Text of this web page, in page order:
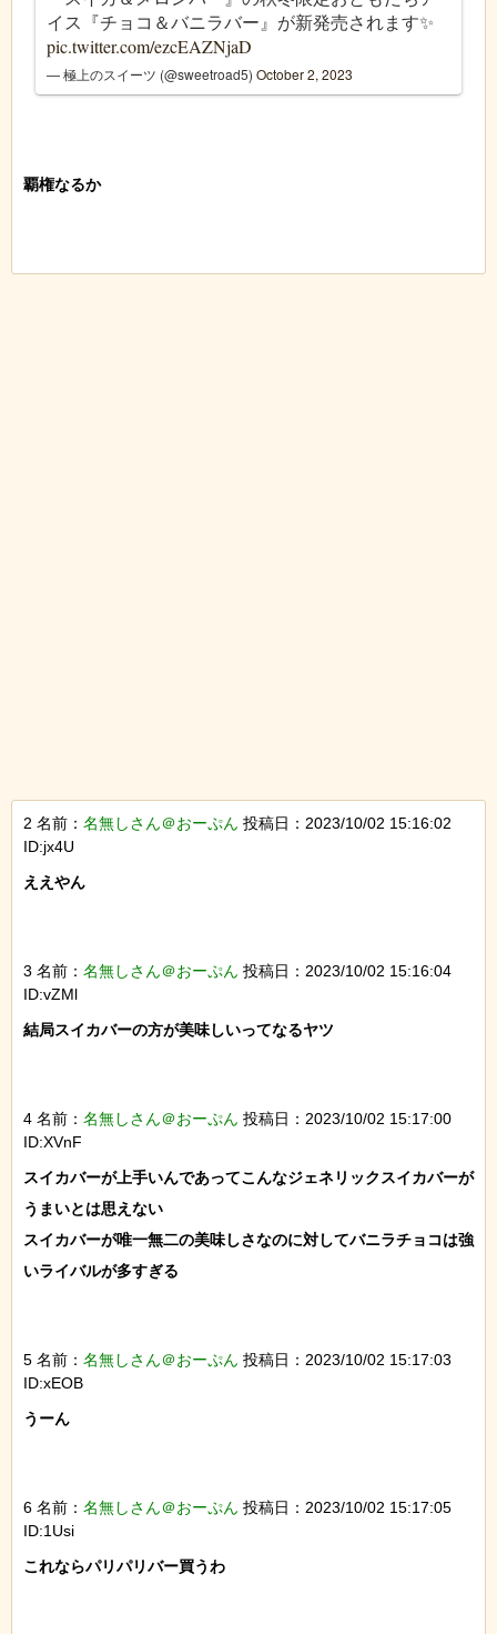
イス『チョコ＆バニラバー』が新発売されます✨
pic.twitter.com/ezcEAZNjaD
— 極上のスイーツ (@sweetroad5) October 2, 2023
覇権なるか
2 名前： 名無しさん＠おーぷん 投稿日：2023/10/02 15:16:02
ID:jx4U
ええやん
3 名前： 名無しさん＠おーぷん 投稿日：2023/10/02 15:16:04
ID:vZMl
結局スイカバーの方が美味しいってなるヤツ
4 名前： 名無しさん＠おーぷん 投稿日：2023/10/02 15:17:00
ID:XVnF
スイカバーが上手いんであってこんなジェネリックスイカバーが
うまいとは思えない
スイカバーが唯一無二の美味しさなのに対してバニラチョコは強
いライバルが多すぎる
5 名前： 名無しさん＠おーぷん 投稿日：2023/10/02 15:17:03
ID:xEOB
うーん
6 名前： 名無しさん＠おーぷん 投稿日：2023/10/02 15:17:05
ID:1Usi
これならパリパリバー買うわ